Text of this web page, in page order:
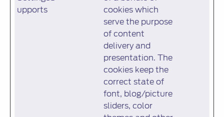
upports
cookies which
serve the purpose
of content
delivery and
presentation. The
cookies keep the
correct state of
font, blog/picture
sliders, color